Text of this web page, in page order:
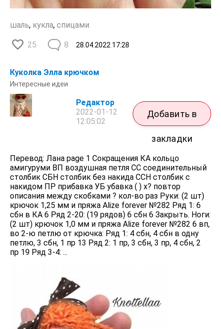
шаль, кукла, спицами
25 28.04.2022 17:28
8
Куколка Элла крючком
Интересные идеи
Редактор
2022-01-12
12:05:02
Добавить в
закладки
Перевод: Лана page 1 Сокращения КА кольцо
амигуруми ВП воздушная петля СС соединительный
столбик СБН столбик без накида ССН столбик с
накидом ПР прибавка УБ убавка ( ) х? повтор
описания между скобками ? кол-во раз Руки: (2 шт)
крючок 1,25 мм и пряжа Alize forever №282 Ряд 1: 6
сбн в КА 6 Ряд 2-20: (19 рядов) 6 сбн 6 Закрыть. Ноги:
(2 шт) крючок 1,0 мм и пряжа Alize forever №282 6 вп,
во 2-ю петлю от крючка: Ряд 1: 4 сбн, 4 сбн в одну
петлю, 3 сбн, 1 пр 13 Ряд 2: 1 пр, 3 сбн, 3 пр, 4 сбн, 2
пр 19 Ряд 3-4: ...